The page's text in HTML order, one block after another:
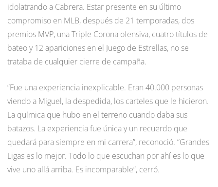
idolatrando a Cabrera. Estar presente en su último
compromiso en MLB, después de 21 temporadas, dos
premios MVP, una Triple Corona ofensiva, cuatro títulos de
bateo y 12 apariciones en el Juego de Estrellas, no se
trataba de cualquier cierre de campaña.
“Fue una experiencia inexplicable. Eran 40.000 personas
viendo a Miguel, la despedida, los carteles que le hicieron.
La química que hubo en el terreno cuando daba sus
batazos. La experiencia fue única y un recuerdo que
quedará para siempre en mi carrera”, reconoció. “Grandes
Ligas es lo mejor. Todo lo que escuchan por ahí es lo que
vive uno allá arriba. Es incomparable”, cerró.